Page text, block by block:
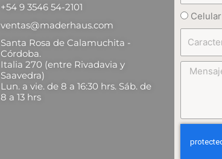
+54 9 3546 54-2101
ventas@maderhaus.com
Santa Rosa de Calamuchita -
Córdoba.
Italia 270 (entre Rivadavia y
Saavedra)
Lun. a vie. de 8 a 16:30 hrs. Sáb. de
8 a 13 hrs
Teléfono
Celular
Mensaje